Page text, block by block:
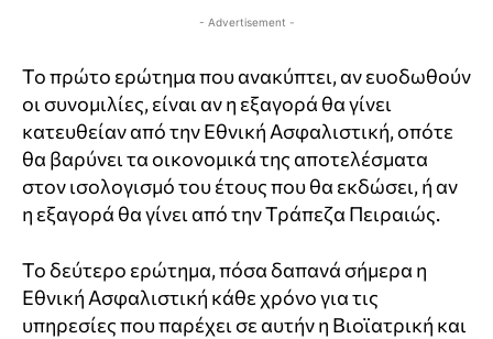
- Advertisement -
Το πρώτο ερώτημα που ανακύπτει, αν ευοδωθούν
οι συνομιλίες, είναι αν η εξαγορά θα γίνει
κατευθείαν από την Εθνική Ασφαλιστική, οπότε
θα βαρύνει τα οικονομικά της αποτελέσματα
στον ισολογισμό του έτους που θα εκδώσει, ή αν
η εξαγορά θα γίνει από την Τράπεζα Πειραιώς.
Το δεύτερο ερώτημα, πόσα δαπανά σήμερα η
Εθνική Ασφαλιστική κάθε χρόνο για τις
υπηρεσίες που παρέχει σε αυτήν η Βιοϊατρική και